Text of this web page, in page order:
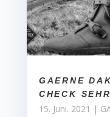
GAERNE
CHECK
15. Juni. 2021 |